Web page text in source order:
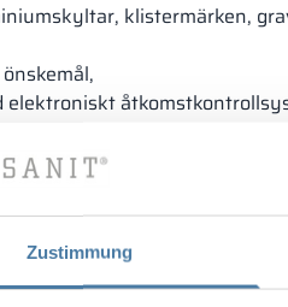
Zustimmung
klistermärken,
elektroniskt